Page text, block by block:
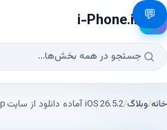
📱
i-Phone.ir
خانه/وبلاگ/iOS 26.5.2 آماده دانلود از سایت ipsw.top
💬